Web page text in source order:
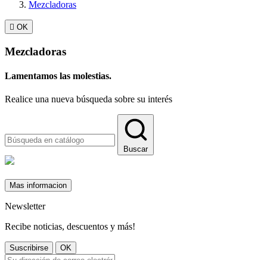
Mezcladoras
 OK
Mezcladoras
Lamentamos las molestias.
Realice una nueva búsqueda sobre su interés
Buscar
Mas informacion
Newsletter
Recibe noticias, descuentos y más!